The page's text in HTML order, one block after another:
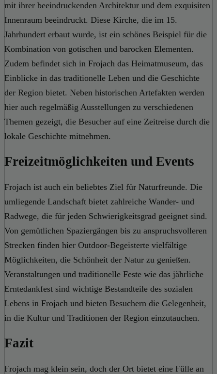
mit ihrer beeindruckenden Architektur und dem exquisiten
Innenraum beeindruckt. Diese Kirche, die im 15.
Jahrhundert erbaut wurde, ist ein schönes Beispiel für die
Kombination von gotischen und barocken Elementen.
Zudem befindet sich in Frojach das Heimatmuseum, das
Einblicke in das traditionelle Leben und die Geschichte
der Region bietet. Neben historischen Artefakten werden
hier auch regelmäßig Ausstellungen zu verschiedenen
Themen gezeigt, die Besucher auf eine Zeitreise durch die
lokale Geschichte mitnehmen.
Freizeitmöglichkeiten und Events
Frojach ist auch ein beliebtes Ziel für Naturfreunde. Die
umliegende Landschaft bietet zahlreiche Wander- und
Radwege, die für jeden Schwierigkeitsgrad geeignet sind.
Von gemütlichen Spaziergängen bis zu anspruchsvolleren
Strecken finden hier Outdoor-Begeisterte vielfältige
Möglichkeiten, die Schönheit der Natur zu genießen.
Veranstaltungen und traditionelle Feste wie das jährliche
Erntedankfest sind wichtige Bestandteile des sozialen
Lebens in Frojach und bieten Besuchern die Gelegenheit,
in die Kultur und Traditionen der Region einzutauchen.
Fazit
Frojach mag klein sein, doch der Ort bietet eine Fülle an